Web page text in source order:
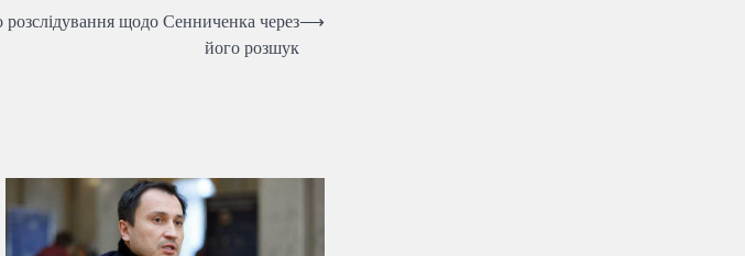
щодо Сенниченка через
його розшук
⟶